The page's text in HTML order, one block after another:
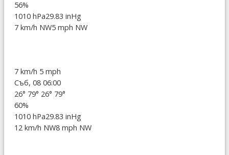
56%
1010 hPa29.83 inHg
7 km/h NW5 mph NW
7 km/h 5 mph
Съб, 08 06:00
26° 79° 26° 79°
60%
1010 hPa29.83 inHg
12 km/h NW8 mph NW